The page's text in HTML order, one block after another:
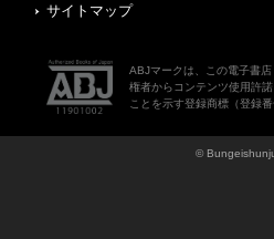
サイトマップ
ABJマークは、この電子書
権者からコンテンツ使用許
ことを示す登録商標（登録
©